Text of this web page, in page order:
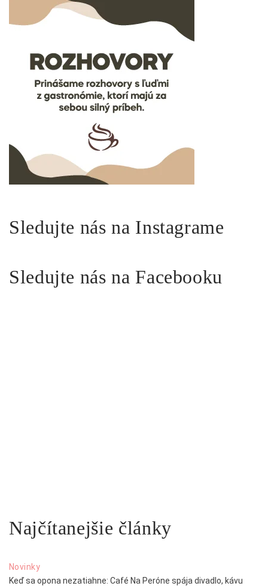
Sledujte nás na Instagrame
Sledujte nás na Facebooku
Najčítanejšie články
Novinky
Keď sa opona nezatiahne: Café Na Peróne spája divadlo, kávu